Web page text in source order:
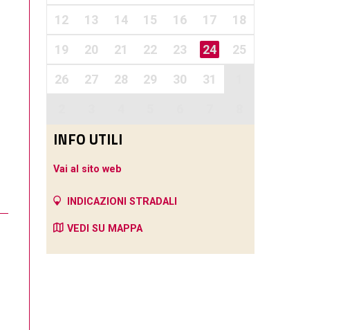
12 13 14 15 16 17 18
19 20 21 22 23 24 25
26 27 28 29 30 31
INFO UTILI
Vai al sito web
INDICAZIONI STRADALI
VEDI SU MAPPA